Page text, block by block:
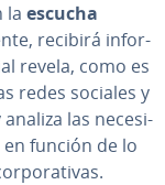
la escucha
recibirá in­fo­r­
revela, como es
redes sociales y
las ne­ce­si­
función de lo